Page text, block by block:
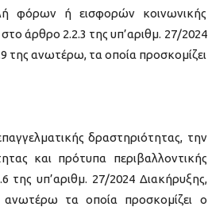
φόρων ή εισφορών κοινωνικής
άρθρο 2.2.3 της υπ’αριθμ. 27/2024
της ανωτέρω, τα οποία προσκομίζει
δραστηριότητας, την
και πρότυπα περιβαλλοντικής
της υπ’αριθμ. 27/2024 Διακήρυξης,
ανωτέρω τα οποία προσκομίζει ο